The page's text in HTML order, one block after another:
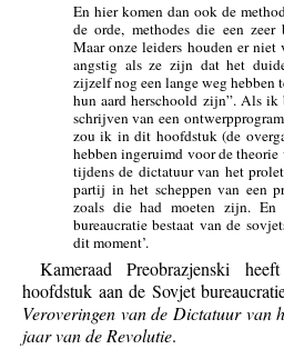
En hier komen dan ook de
de orde, methodes die een
Maar onze leiders houden er niet
angstig als ze zijn dat het
zijzelf nog een lange weg hebben
hun aard herschoold zijn”. Als
schrijven van een
zou ik in dit hoofdstuk (de
hebben ingeruimd voor de
tijdens de dictatuur van het
partij in het scheppen van een
zoals die had moeten zijn. En
bureaucratie bestaat van de
dit moment’.
Kameraad Preobrazjenski
hoofdstuk aan de Sovjet
Veroveringen van de Dictatuur van
jaar van de Revolutie.